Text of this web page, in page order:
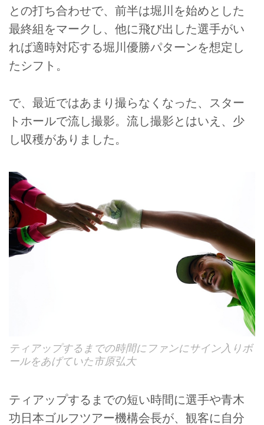
との打ち合わせで、前半は堀川を始めとした
最終組をマークし、他に飛び出した選手がい
れば適時対応する堀川優勝パターンを想定し
たシフト。
で、最近ではあまり撮らなくなった、スター
トホールで流し撮影。流し撮影とはいえ、少
し収穫がありました。
ティアップするまでの時間にファンにサイン入りボ
ールをあげていた市原弘大
ティアップするまでの短い時間に選手や青木
功日本ゴルフツアー機構会長が、観客に自分